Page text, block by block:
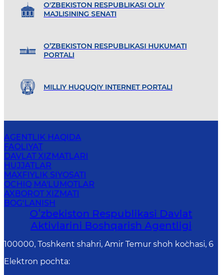
O'ZBEKISTON RESPUBLIKASI OLIY
MAJLISINING SENATI
O’ZBEKISTON RESPUBLIKASI HUKUMATI
PORTALI
MILLIY HUQUQIY INTERNET PORTALI
AGENTLIK HAQIDA
FAOLIYAT
DAVLAT XIZMATLARI
HUJJATLAR
MAXFIYLIK SIYOSATI
OCHIQ MA'LUMOTLAR
AXBOROT XIZMATI
BOG‘LANISH
Oʻzbekiston Respublikasi Davlat
Aktivlarini Boshqarish Agentligi
100000, Toshkent shahri, Amir Temur shoh ko`chasi, 6
Elektron pochta: